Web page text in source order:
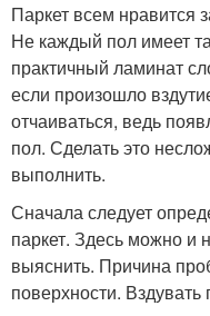
Паркет всем нравится
Не каждый пол имеет
практичный ламинат
если произошло
отчаиваться, ведь
пол. Сделать это
выполнить.
Сначала следует
паркет. Здесь можно и
выяснить. Причина
поверхности.